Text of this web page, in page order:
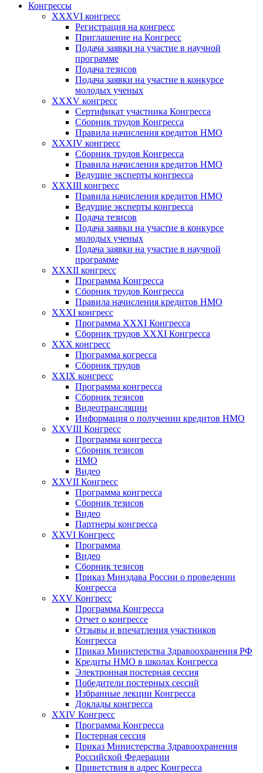
Конгрессы
XXXVI конгресс
Регистрация на конгресс
Приглашение на Конгресс
Подача заявки на участие в научной
программе
Подача тезисов
Подача заявки на участие в конкурсе
молодых ученых
XXXV конгресс
Сертификат участника Конгресса
Сборник трудов Конгресса
Правила начисления кредитов НМО
XXXIV конгресс
Сборник трудов Конгресса
Правила начисления кредитов НМО
Ведущие эксперты конгресса
XXXIII конгресс
Правила начисления кредитов НМО
Ведущие эксперты конгресса
Подача тезисов
Подача заявки на участие в конкурсе
молодых ученых
Подача заявки на участие в научной
программе
XXXII конгресс
Программа Конгресса
Сборник трудов Конгресса
Правила начисления кредитов НМО
XXXI конгресс
Программа XXXI Конгресса
Сборник трудов XXXI Конгресса
XXX конгресс
Программа когресса
Сборник трудов
XXIX конгресс
Программа конгресса
Сборник тезисов
Видеотрансляции
Информация о получении кредитов НМО
XXVIII Конгресс
Программа конгресса
Сборник тезисов
НМО
Видео
XXVII Конгресс
Программа конгресса
Сборник тезисов
Видео
Партнеры конгресса
XXVI Конгресс
Программа
Видео
Сборник тезисов
Приказ Минздава России о проведении
Конгресса
XXV Конгресс
Программа Конгресса
Отчет о конгрессе
Отзывы и впечатления участников
Конгресса
Приказ Министерства Здравоохранения РФ
Кредиты НМО в школах Конгресса
Электронная постерная сессия
Победители постерных сессий
Избранные лекции Конгресса
Доклады конгресса
XXIV Конгресс
Программа Конгресса
Постерная сессия
Приказ Министерства Здравоохранения
Российской Федерации
Приветствия в адрес Конгресса